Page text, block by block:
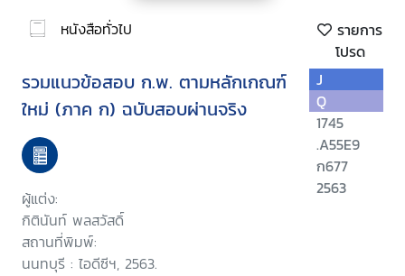
หนังสือทั่วไป
รายการ
โปรด
รวมแนวข้อสอบ ก.พ. ตามหลักเกณฑ์
ใหม่ (ภาค ก) ฉบับสอบผ่านจริง
ผู้แต่ง:
กิตินันท์ พลสวัสดิ์
สถานที่พิมพ์:
นนทบุรี : ไอดีซีฯ, 2563.
J
Q
1745
.A55E9
ก677
2563